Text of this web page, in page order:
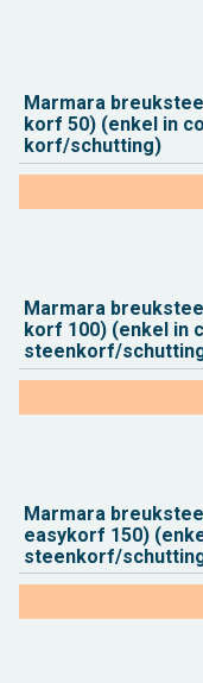
Mar­ma­ra
korf 50) (enkel in
korf/schut­ting)
Mar­ma­ra
korf 100) (enkel in
steen­korf/
Mar­ma­ra
easy­korf 150)
steen­korf/